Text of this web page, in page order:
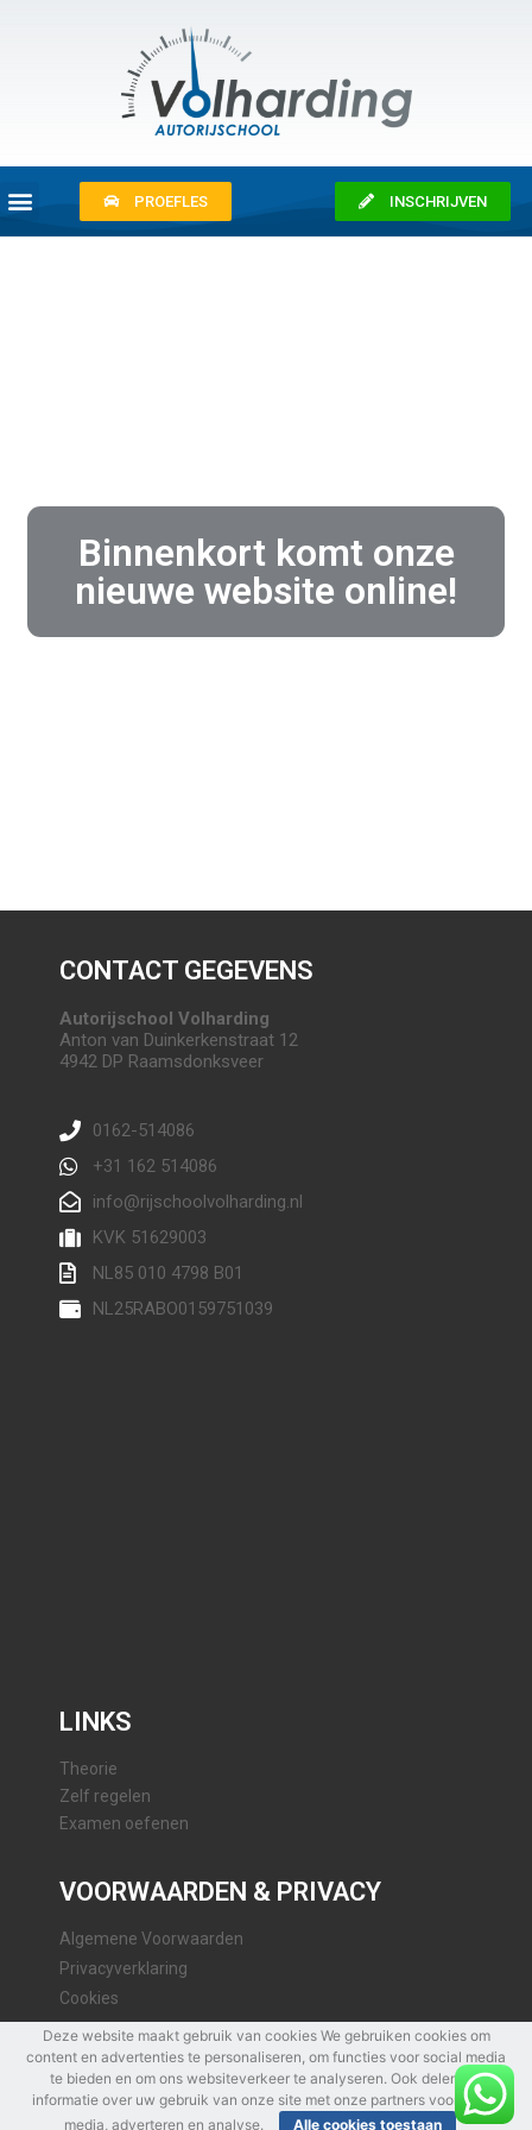
PROEFLES INSCHRIJVEN
Binnenkort komt onze
nieuwe website online!
CONTACT GEGEVENS
Autorijschool Volharding
Anton van Duinkerkenstraat 12
4942 DP Raamsdonksveer
0162-514086
+31 162 514086
info@rijschoolvolharding.nl
KVK 51629003
NL85 010 4798 B01
NL25RABO0159751039
LINKS
Theorie
Zelf regelen
Examen oefenen
VOORWAARDEN & PRIVACY
Algemene Voorwaarden
Privacyverklaring
Cookies
Deze website maakt gebruik van cookies We gebruiken cookies om
content en advertenties te personaliseren, om functies voor social media
te bieden en om ons websiteverkeer te analyseren. Ook delen we
informatie over uw gebruik van onze site met onze partners voor social
media, adverteren en analyse.
Alle cookies toestaan